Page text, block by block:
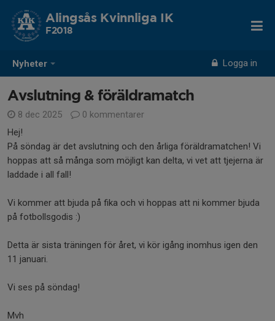
Nyheter Logga in
Alingsås Kvinnliga IK
F2018
Avslutning & föräldramatch
8 dec 2025
0 kommentarer
Hej!
På söndag är det avslutning och den årliga föräldramatchen! Vi
hoppas att så många som möjligt kan delta, vi vet att tjejerna är
laddade i all fall!
Vi kommer att bjuda på fika och vi hoppas att ni kommer bjuda
på fotbollsgodis :)
Detta är sista träningen för året, vi kör igång inomhus igen den
11 januari.
Vi ses på söndag!
Mvh